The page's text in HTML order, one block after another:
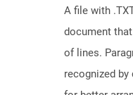
A file with
document
of lines.
recognized by